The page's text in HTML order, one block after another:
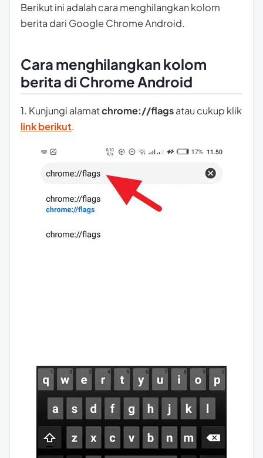
Berikut ini adalah cara menghilangkan kolom
berita dari Google Chrome Android.
Cara menghilangkan kolom
berita di Chrome Android
1. Kunjungi alamatchrome://flagsatau cukup klik
link berikut.